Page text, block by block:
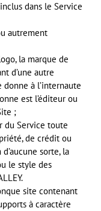
dans le Service
autrement
la marque de
d’une autre
donne à l’internaute
est l’éditeur ou
;
du Service toute
de crédit ou
sorte, la
le style des
.
site contenant
à caractère